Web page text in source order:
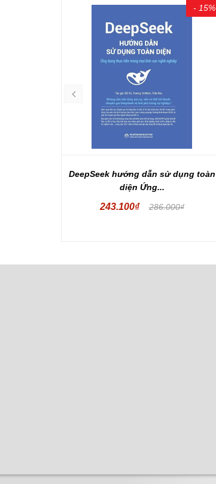
- 15%
DeepSeek hướng dẫn sử dụng toàn
diện Ứng...
243.100₫ 286.000₫